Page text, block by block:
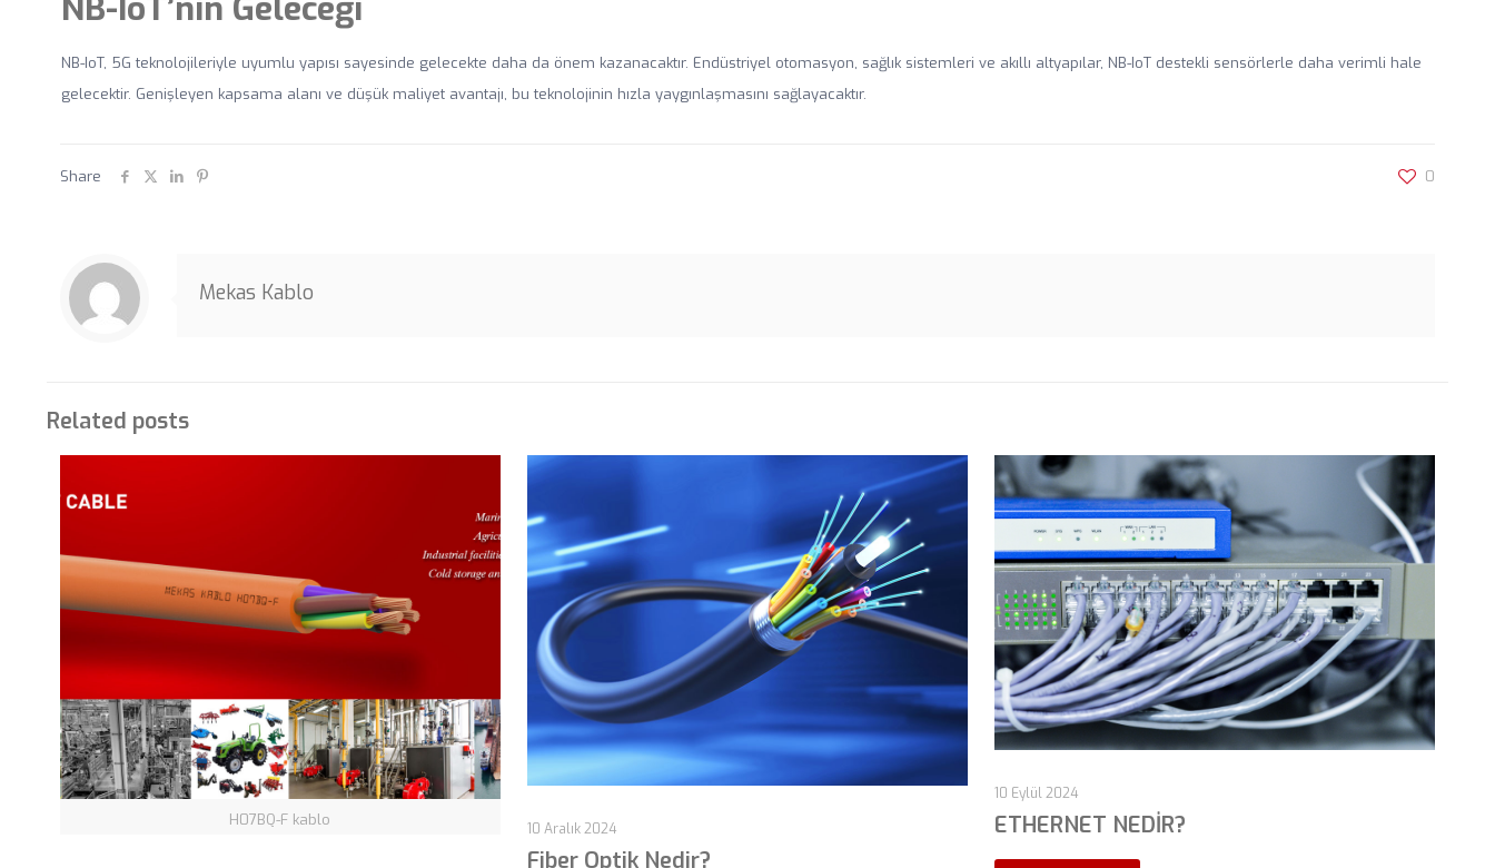
NB-IoT’nin Geleceği
NB-IoT, 5G teknolojileriyle uyumlu yapısı sayesinde gelecekte daha da önem kazanacaktır. Endüstriyel otomasyon, sağlık sistemleri ve akıllı altyapılar, NB-IoT destekli sensörlerle daha verimli hale
gelecektir. Genişleyen kapsama alanı ve düşük maliyet avantajı, bu teknolojinin hızla yaygınlaşmasını sağlayacaktır.
Share 0
Mekas Kablo
Related posts
H07BQ-F kablo 10 Aralık 2024
Fiber Optik Nedir?
10 Eylül 2024
ETHERNET NEDİR?